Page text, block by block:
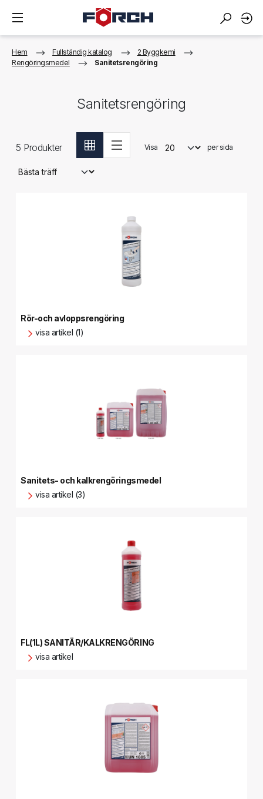
Hem Fullständig katalog
2 Byggkemi
Rengöringsmedel
Sanitetsrengöring
Sanitetsrengöring
5 Produkter Visa per sida
Rör-och avloppsrengöring
visa artikel (1)
Sanitets- och kalkrengöringsmedel
visa artikel (3)
FL(1L) SANITÄR/KALKRENGÖRING
visa artikel